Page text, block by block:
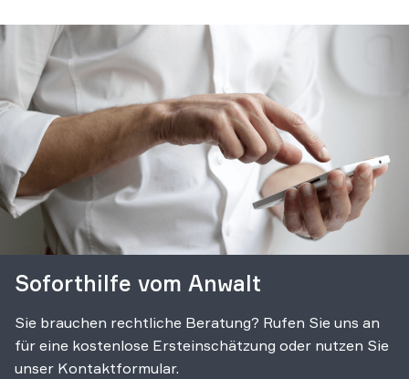
Soforthilfe vom Anwalt
Sie brauchen rechtliche Beratung? Rufen Sie uns an
für eine kostenlose Ersteinschätzung oder nutzen Sie
unser Kontaktformular.